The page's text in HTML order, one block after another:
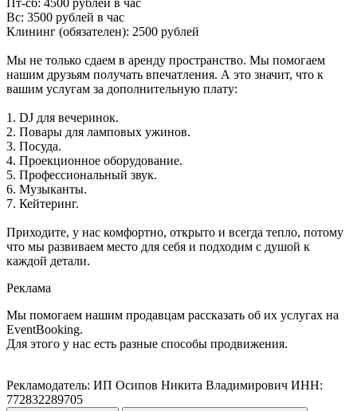
Вс: 3500 рублей в час
Клининг (обязателен): 2500 рублей
Мы не только сдаем в аренду пространство. Мы помогаем
нашим друзьям получать впечатления. А это значит, что к
вашим услугам за дополнительную плату:
1. DJ для вечеринок.
2. Повары для ламповых ужинов.
3. Посуда.
4. Проекционное оборудование.
5. Профессиональный звук.
6. Музыканты.
7. Кейтеринг.
Приходите, у нас комфортно, открыто и всегда тепло, потому
что мы развиваем место для себя и подходим с душой к
каждой детали.
Реклама
Мы помогаем нашим продавцам рассказать об их услугах на
EventBooking.
Для этого у нас есть разные способы продвижения.
Рекламодатель: ИП Осипов Никита Владимирович ИНН:
772832289705